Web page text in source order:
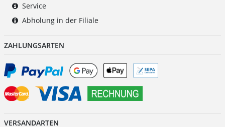
Service
Abholung in der Filiale
ZAHLUNGSARTEN
VERSANDARTEN